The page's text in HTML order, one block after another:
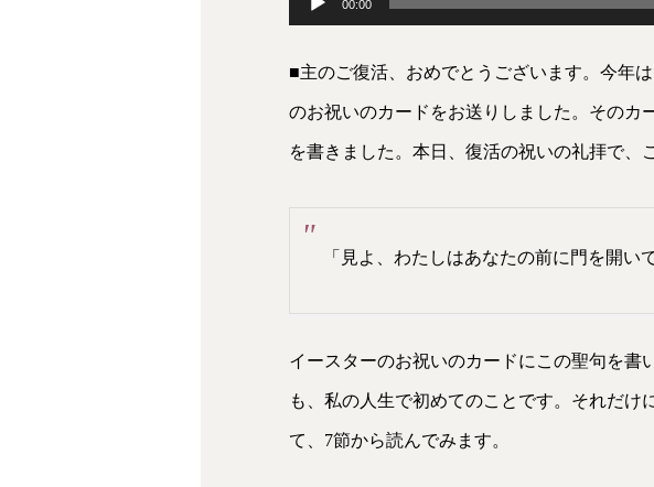
プ
レ
ー
00:00
■主のご復活、おめでとうございます。今年
のお祝いのカードをお送りしました。そのカ
を書きました。本日、復活の祝いの礼拝で、
「見よ、わたしはあなたの前に門を開い
イースターのお祝いのカードにこの聖句を書
も、私の人生で初めてのことです。それだ
て、7節から読んでみます。